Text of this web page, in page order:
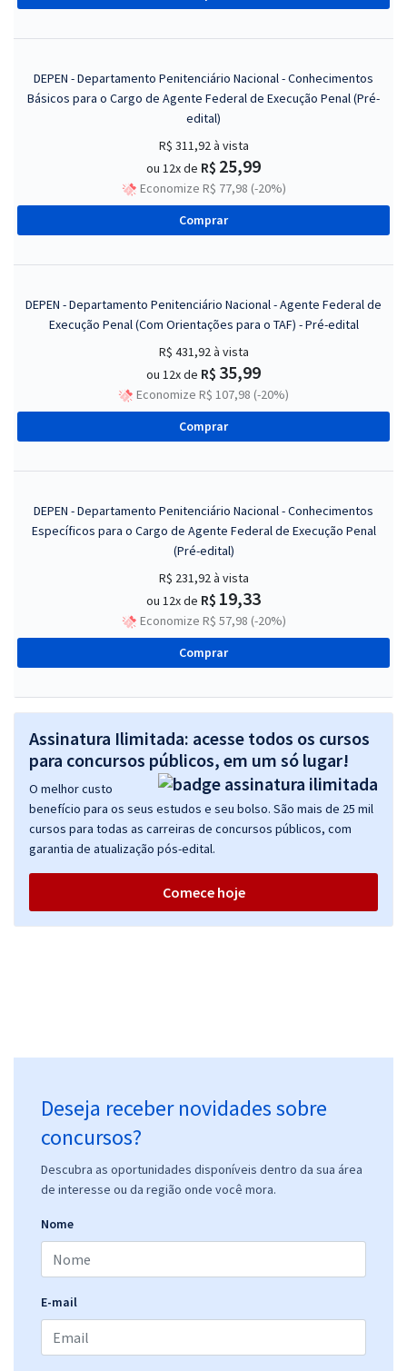
DEPEN - Departamento Penitenciário Nacional - Conhecimentos
Básicos para o Cargo de Agente Federal de Execução Penal (Pré-
edital)
R$ 311,92à vista
ou 12x de R$ 25,99
Economize R$ 77,98 (-20%)
Comprar
DEPEN - Departamento Penitenciário Nacional - Agente Federal de
Execução Penal (Com Orientações para o TAF) - Pré-edital
R$ 431,92à vista
ou 12x de R$ 35,99
Economize R$ 107,98 (-20%)
Comprar
DEPEN - Departamento Penitenciário Nacional - Conhecimentos
Específicos para o Cargo de Agente Federal de Execução Penal
(Pré-edital)
R$ 231,92à vista
ou 12x de R$ 19,33
Economize R$ 57,98 (-20%)
Comprar
Assinatura Ilimitada: acesse todos os cursos
para concursos públicos, em um só lugar!
O melhor custo
benefício para os seus estudos e seu bolso. São mais de 25 mil
cursos para todas as carreiras de concursos públicos, com
garantia de atualização pós-edital.
Comece hoje
Deseja receber novidades sobre
concursos?
Descubra as oportunidades disponíveis dentro da sua área
de interesse ou da região onde você mora.
Nome
E-mail